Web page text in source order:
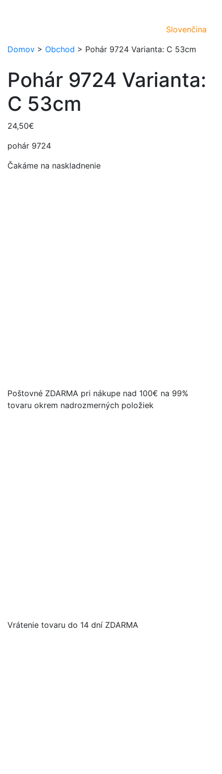
Slovenčina
Domov > Obchod > Pohár 9724 Varianta: C 53cm
Pohár 9724 Varianta:
C 53cm
24,50€
pohár 9724
Čakáme na naskladnenie
Poštovné ZDARMA pri nákupe nad 100€ na 99%
tovaru okrem nadrozmerných položiek
Vrátenie tovaru do 14 dní ZDARMA